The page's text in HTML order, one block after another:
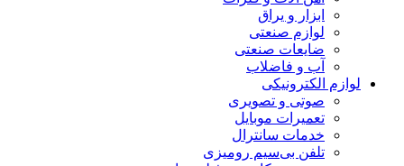
ابزار و یراق
لوازم صنعتی
ضایعات صنعتی
آب و فاضلاب
لوازم الکترونیکی
صوتی و تصویری
تعمیرات موبایل
خدمات سانترال
تلفن بی‌سیم رومیزی